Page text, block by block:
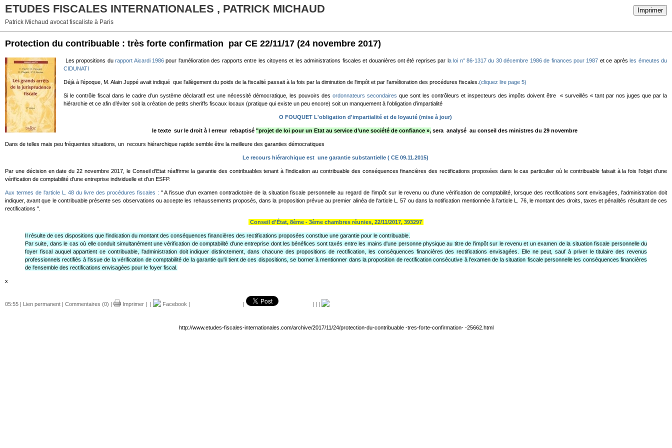
Imprimer
ETUDES FISCALES INTERNATIONALES , PATRICK MICHAUD
Patrick Michaud avocat fiscaliste à Paris
Protection du contribuable : très forte confirmation par CE 22/11/17 (24 novembre 2017)
Les propositions durapport Aicardi 1986pour l'amélioration des rapports entre les citoyens et les administrations fiscales et douanières ont été reprises par la loi n° 86-1317 du 30 décembre 1986 de finances pour 1987 et ce aprèsles émeutes du
CIDUNATI
Déjà à l’époque, M. Alain Juppé avait indiqué que l'allègement du poids de la fiscalité passait à la fois par la diminution de l'impôt et par l'amélioration des procédures fiscales.(cliquez lire page 5)
Si le contrôle fiscal dans le cadre d’un système déclaratif est une nécessité démocratique, les pouvoirs des ordonnateurs secondairesque sont les contrôleurs et inspecteurs des impôts doivent être « surveillés « tant par nos juges que par la
hiérarchie et ce afin d’éviter soit la création de petits sheriffs fiscaux locaux (pratique qui existe un peu encore) soit un manquement à l’obligation d’impartialité
O FOUQUET L'obligation d'impartialité et de loyauté (mise à jour)
le texte sur le droit à l erreur rebaptisé "projet de loi pour un Etat au service d’une société de confiance »,sera analysé au conseil des ministres du 29 novembre
Dans de telles mais peu fréquentes situations, un recours hiérarchique rapide semble être la meilleure des garanties démocratiques
Le recours hiérarchique est une garantie substantielle ( CE 09.11.2015)
Par une décision en date du 22 novembre 2017, le Conseil d'Etat réaffirme la garantie des contribuables tenant à l'indication au contribuable des conséquences financières des rectifications proposées dans le cas particulier où le contribuable faisait à la fois l'objet d'une
vérification de comptabilité d'une entreprise individuelle et d'un ESFP.
Aux termes de l'article L. 48 du livre des procédures fiscales : " A l'issue d'un examen contradictoire de la situation fiscale personnelle au regard de l'impôt sur le revenu ou d'une vérification de comptabilité, lorsque des rectifications sont envisagées, l'administration doit
indiquer, avant que le contribuable présente ses observations ou accepte les rehaussements proposés, dans la proposition prévue au premier alinéa de l'article L. 57 ou dans la notification mentionnée à l'article L. 76, le montant des droits, taxes et pénalités résultant de ces
rectifications ".
Conseil d'État, 8ème - 3ème chambres réunies, 22/11/2017, 393297
Il résulte de ces dispositions que l'indication du montant des conséquences financières des rectifications proposées constitue une garantie pour le contribuable.
Par suite, dans le cas où elle conduit simultanément une vérification de comptabilité d'une entreprise dont les bénéfices sont taxés entre les mains d'une personne physique au titre de l'impôt sur le revenu et un examen de la situation fiscale personnelle du
foyer fiscal auquel appartient ce contribuable, l'administration doit indiquer distinctement, dans chacune des propositions de rectification, les conséquences financières des rectifications envisagées. Elle ne peut, sauf à priver le titulaire des revenus
professionnels rectifiés à l'issue de la vérification de comptabilité de la garantie qu'il tient de ces dispositions, se borner à mentionner dans la proposition de rectification consécutive à l'examen de la situation fiscale personnelle les conséquences financières
de l'ensemble des rectifications envisagées pour le foyer fiscal.
x
05:55 | Lien permanent | Commentaires (0) | Imprimer | | Facebook | | | | |
http://www.etudes-fiscales-internationales.com/archive/2017/11/24/protection-du-contribuable -tres-forte-confirmation- -25662.html